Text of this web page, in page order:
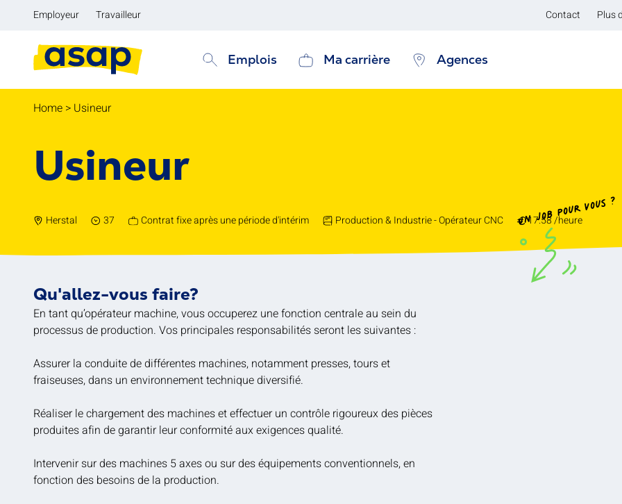
Employeur Travailleur Contact Plus
Emplois Ma carrière Agences
Home > Usineur
Usineur
Herstal 37 Contrat fixe après une période d'intérim Production & Industrie - Opérateur CNC 17.58 /heure
Un job pour vous ?
Qu'allez-vous faire?
En tant qu’opérateur machine, vous occuperez une fonction centrale au sein du
processus de production. Vos principales responsabilités seront les suivantes :
Assurer la conduite de différentes machines, notamment presses, tours et
fraiseuses, dans un environnement technique diversifié.
Réaliser le chargement des machines et effectuer un contrôle rigoureux des pièces
produites afin de garantir leur conformité aux exigences qualité.
Intervenir sur des machines 5 axes ou sur des équipements conventionnels, en
fonction des besoins de la production.